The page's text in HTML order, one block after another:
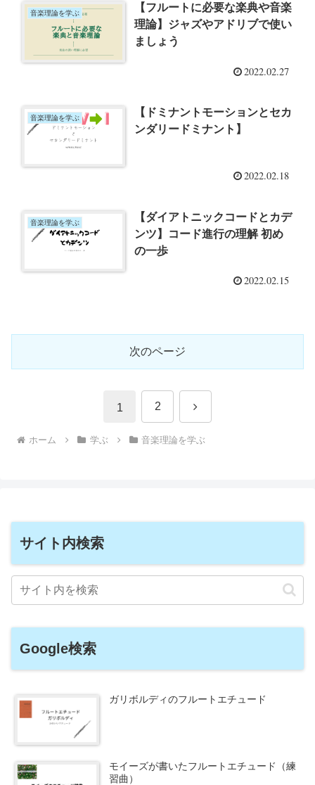
音楽理論を学ぶ
【フルートに必要な楽典や音楽
理論】ジャズやアドリブで使い
ましょう
2022.02.27
音楽理論を学ぶ
【ドミナントモーションとセカ
ンダリードミナント】
2022.02.18
音楽理論を学ぶ
【ダイアトニックコードとカデ
ンツ】コード進行の理解 初め
の一歩
2022.02.15
次のページ
1 2 次
へ
ホーム 学ぶ 音楽理論を学ぶ
サイト内検索
Google検索
ガリボルディのフルートエチュード
モイーズが書いたフルートエチュード（練
習曲）